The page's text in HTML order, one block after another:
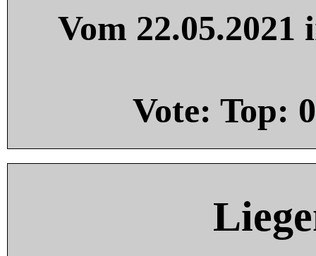
Vom
Vote: Top: 0